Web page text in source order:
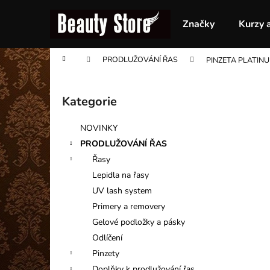
Značky Kurzy
Domů PRODLUŽOVÁNÍ ŘAS PINZETA
o
s
t
r
n
n
í
n
Přeskočit
kategorie
Kategorie
NOVINKY
PRODLUŽOVÁNÍ ŘAS
Řasy
Lepidla na řasy
UV lash system
Primery a removery
Gelové podložky a pásky
Odlíčení
Pinzety
í
k
do
obchodu
do
obchodu